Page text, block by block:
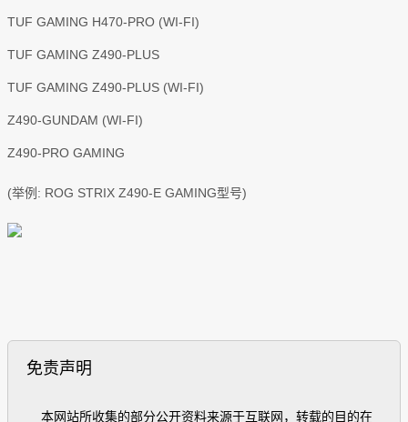
TUF GAMING H470-PRO (WI-FI)
TUF GAMING Z490-PLUS
TUF GAMING Z490-PLUS (WI-FI)
Z490-GUNDAM (WI-FI)
Z490-PRO GAMING
(举例: ROG STRIX Z490-E GAMING型号)
免责声明